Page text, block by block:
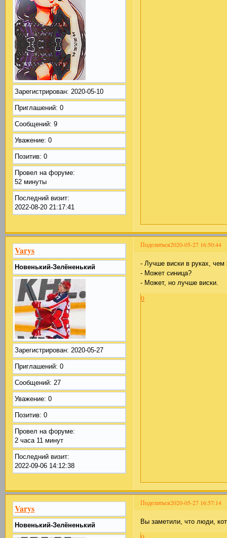
Зарегистрирован: 2020-05-10
Приглашений: 0
Сообщений: 9
Уважение: 0
Позитив: 0
Провел на форуме:
52 минуты
Последний визит:
2022-08-20 21:17:41
Поделиться2020-05-27 16:50:44
Varys
Новенький-Зелёненький
Зарегистрирован: 2020-05-27
Приглашений: 0
Сообщений: 27
Уважение: 0
Позитив: 0
Провел на форуме:
2 часа 11 минут
Последний визит:
2022-09-06 14:12:38
- Лучше виски в руках,
- Может синица?
- Может, но лучше виски.
0
Поделиться2020-05-27 16:57:14
Varys
Новенький-Зелёненький Вы заметили, что люди,